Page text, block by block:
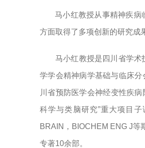
马小红教授从事精神疾病
方面取得了多项创新的研究成
马小红教授是四川省学术
学学会精神病学基础与临床
川省预防医学会神经变性疾
科学与类脑研究”重大项目子
BRAIN，BIOCHEM ENG J等
专著10余部。